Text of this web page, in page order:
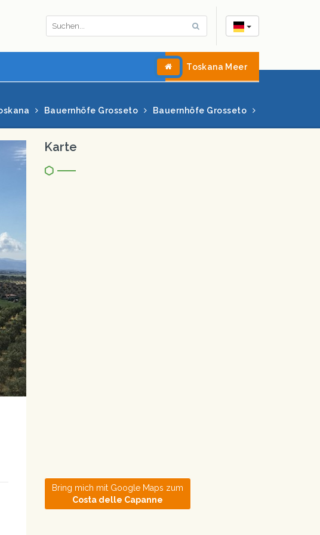
Toskana Meer
Bauernhöfe Grosseto Bauernhöfe Grosseto
Karte
Bring mich mit Google Maps zum
Costa delle Capanne